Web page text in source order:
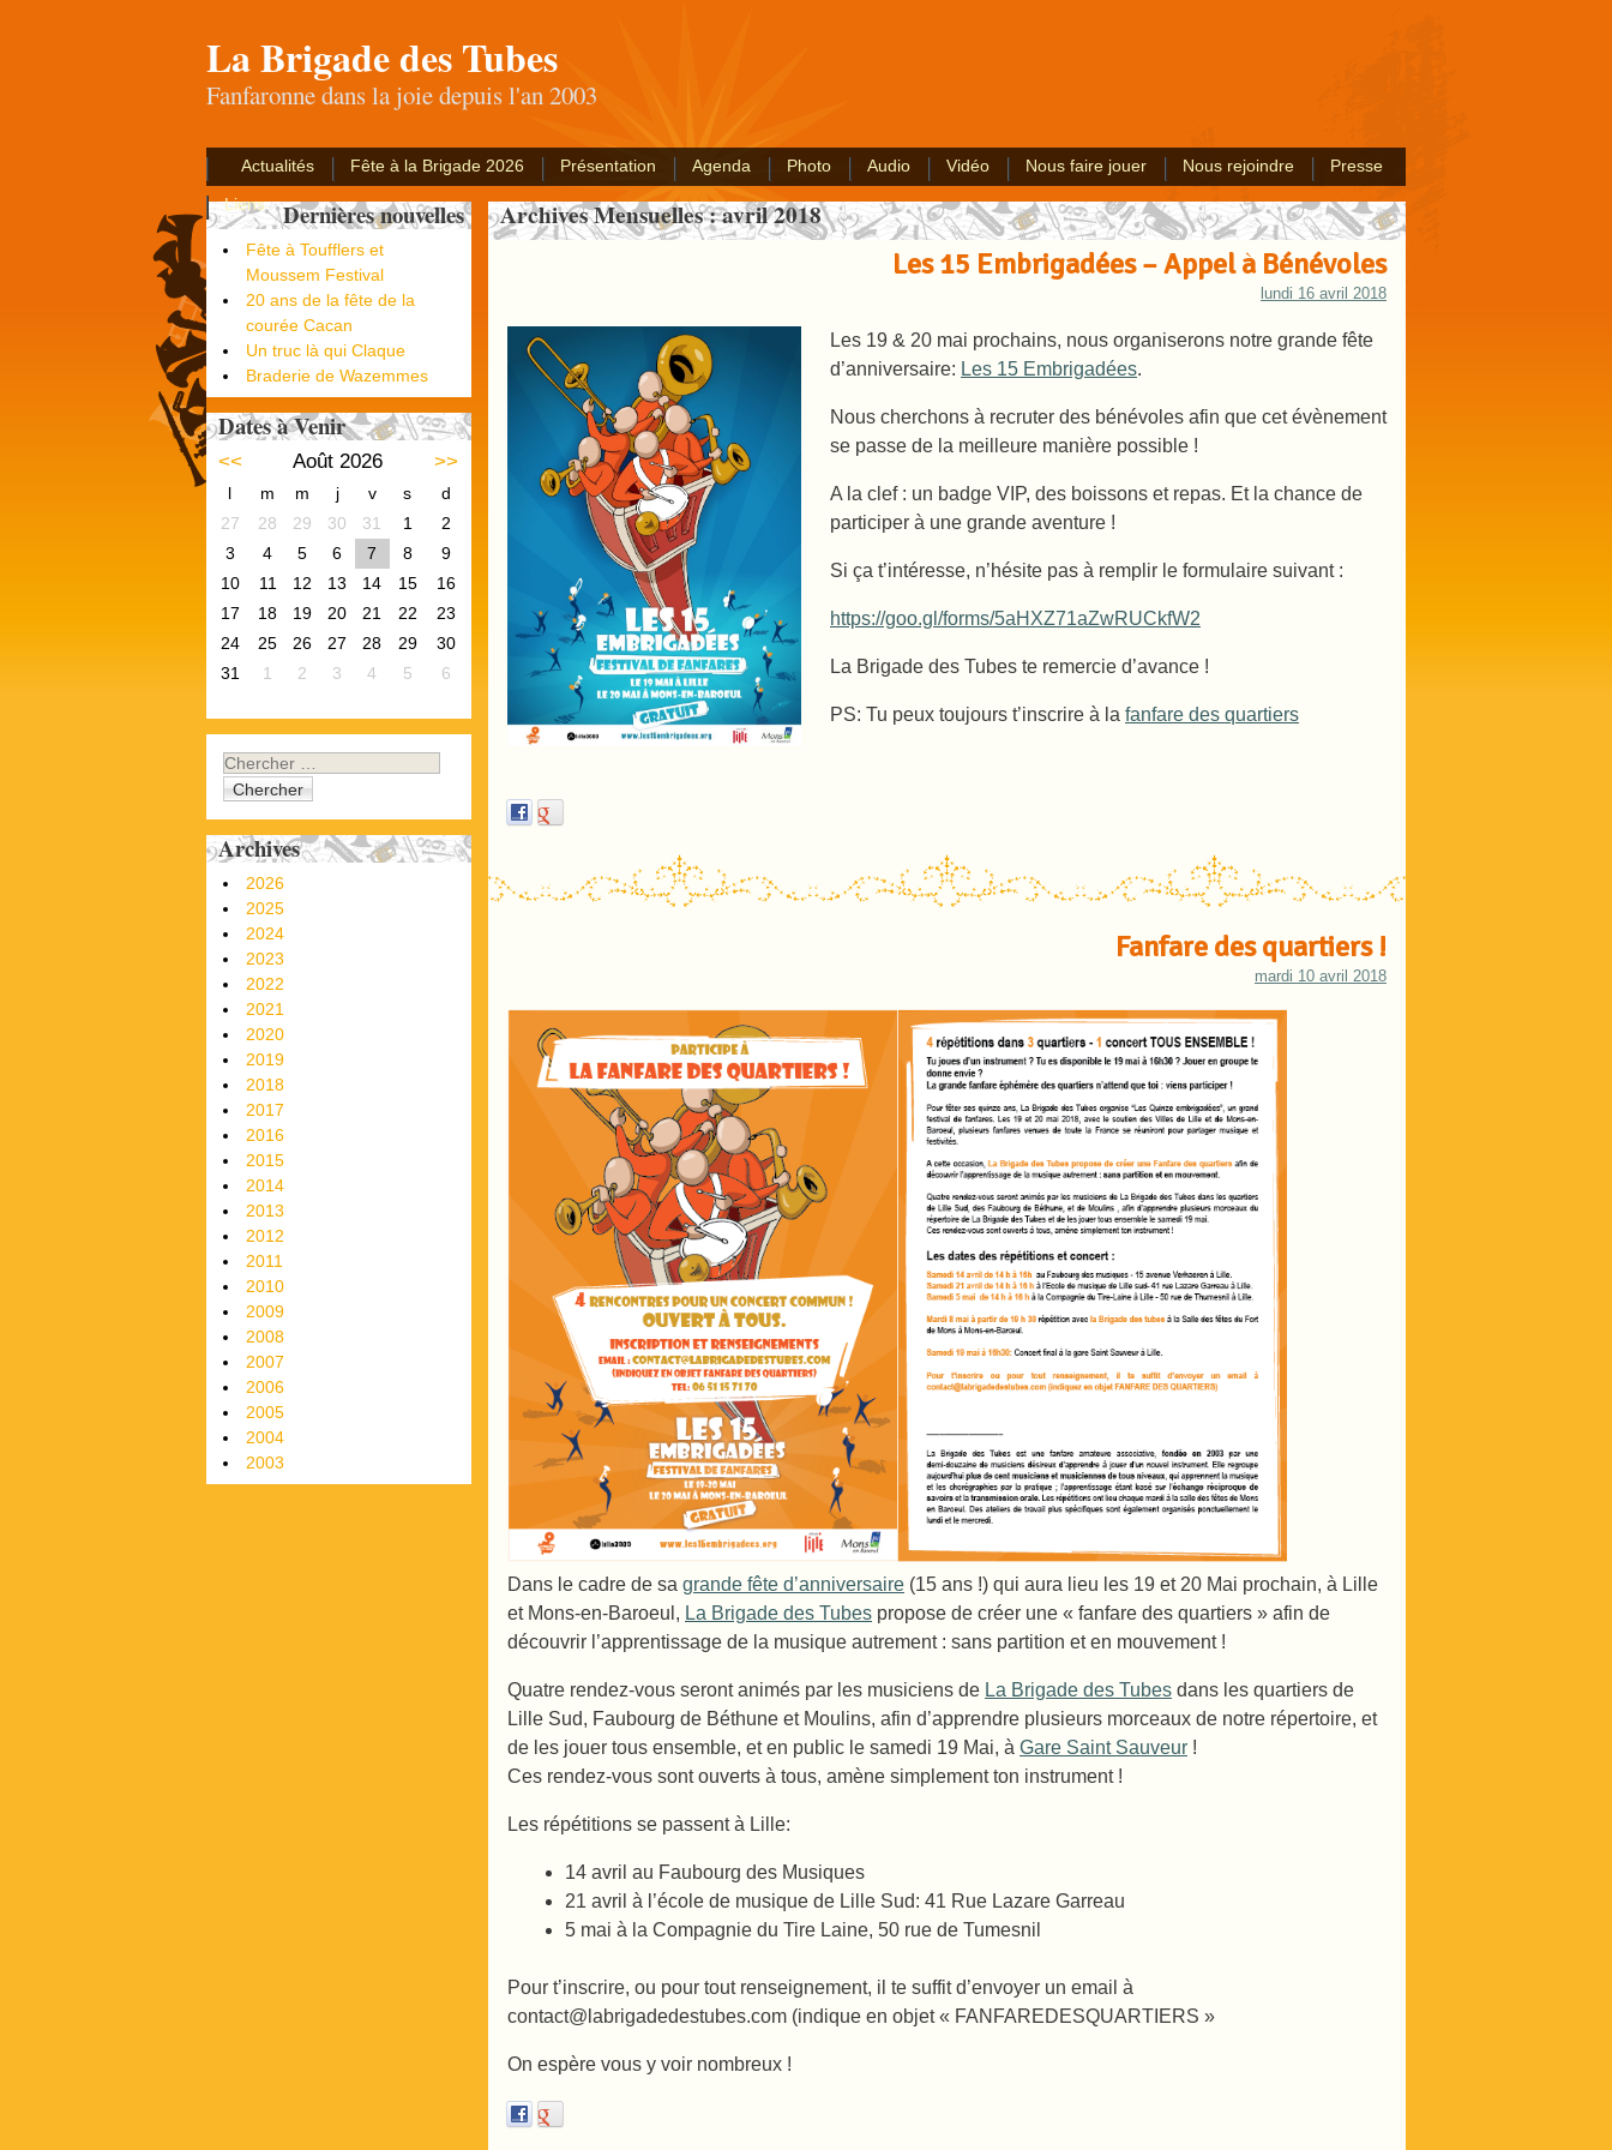
La Brigade des Tubes
Fanfaronne dans la joie depuis l'an 2003
Actualités Fête à la Brigade 2026 Présentation Agenda Photo Audio Vidéo Nous faire jouer Nous rejoindre
Presse
Liens
Archives Mensuelles :avril 2018
Les 15 Embrigadées – Appel à Bénévoles
lundi 16 avril 2018
Les 19 & 20 mai prochains, nous organiserons notre grande fête
d’anniversaire: Les 15 Embrigadées.
Nous cherchons à recruter des bénévoles afin que cet évènement
se passe de la meilleure manière possible !
A la clef : un badge VIP, des boissons et repas. Et la chance de
participer à une grande aventure !
Si ça t’intéresse, n’hésite pas à remplir le formulaire suivant :
https://goo.gl/forms/5aHXZ71aZwRUCkfW2
La Brigade des Tubes te remercie d’avance !
PS: Tu peux toujours t’inscrire à la fanfare des quartiers
Fanfare des quartiers !
mardi 10 avril 2018
Dans le cadre de sa grande fête d’anniversaire (15 ans !) qui aura lieu les 19 et 20 Mai prochain, à Lille
et Mons-en-Baroeul, La Brigade des Tubes propose de créer une « fanfare des quartiers » afin de
découvrir l’apprentissage de la musique autrement : sans partition et en mouvement !
Quatre rendez-vous seront animés par les musiciens de La Brigade des Tubes dans les quartiers de
Lille Sud, Faubourg de Béthune et Moulins, afin d’apprendre plusieurs morceaux de notre répertoire, et
de les jouer tous ensemble, et en public le samedi 19 Mai, à Gare Saint Sauveur !
Ces rendez-vous sont ouverts à tous, amène simplement ton instrument !
Les répétitions se passent à Lille:
14 avril au Faubourg des Musiques
21 avril à l’école de musique de Lille Sud: 41 Rue Lazare Garreau
5 mai à la Compagnie du Tire Laine, 50 rue de Tumesnil
Pour t’inscrire, ou pour tout renseignement, il te suffit d’envoyer un email à
contact@labrigadedestubes.com (indique en objet « FANFAREDESQUARTIERS »
On espère vous y voir nombreux !
Dernières nouvelles
Fête à Toufflers et
Moussem Festival
20 ans de la fête de la
courée Cacan
Un truc là qui Claque
Braderie de Wazemmes
Dates à Venir
<< Août 2026 >>
l m m j v s
d
27
28 29 30 31 1
2
3
4 5 6 7 8
9
10
11 12 13 14 15
16
17
18 19 20 21 22
23
24
25 26 27 28 29
30
31
1 2 3 4 5 6
Chercher
Archives
2026
2025
2024
2023
2022
2021
2020
2019
2018
2017
2016
2015
2014
2013
2012
2011
2010
2009
2008
2007
2006
2005
2004
2003